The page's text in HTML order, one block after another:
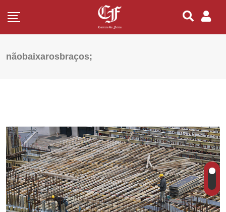
nãobaixarosbraços;